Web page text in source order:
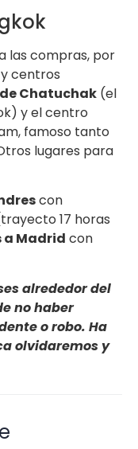
las compras, por
centros
Chatuchak (el
y el centro
famoso tanto
lugares para
con
17 horas
a Madrid con
alrededor del
no haber
o robo. Ha
olvidaremos y